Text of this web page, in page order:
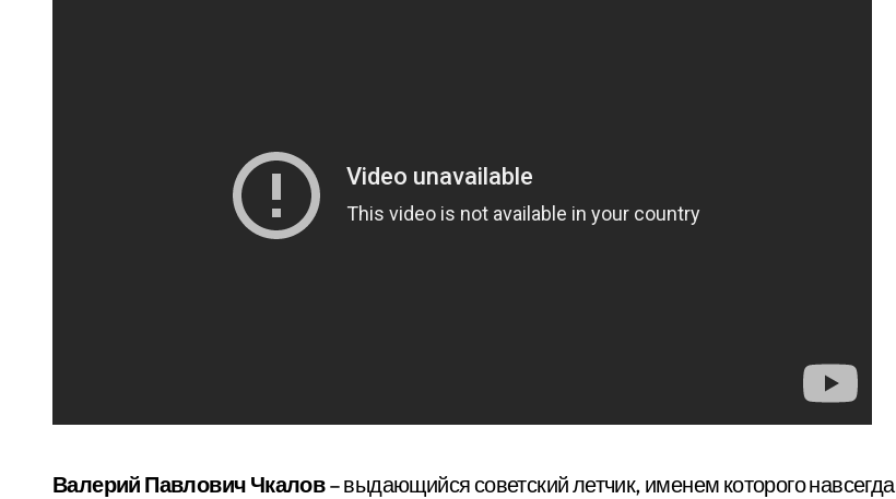
Валерий Павлович Чкалов– выдающийся советский летчик, именем которого навсегда